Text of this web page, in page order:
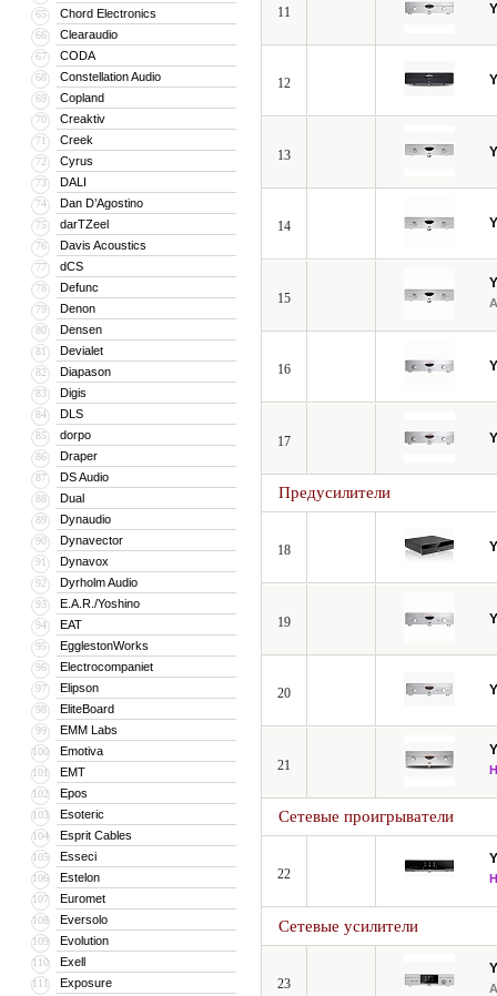
65 Chord Electronics
66 Clearaudio
67 CODA
68 Constellation Audio
69 Copland
70 Creaktiv
71 Creek
72 Cyrus
73 DALI
74 Dan D’Agostino
75 darTZeel
76 Davis Acoustics
77 dCS
78 Defunc
79 Denon
80 Densen
81 Devialet
82 Diapason
83 Digis
84 DLS
85 dorpo
86 Draper
87 DS Audio
88 Dual
89 Dynaudio
90 Dynavector
91 Dynavox
92 Dyrholm Audio
93 E.A.R./Yoshino
94 EAT
95 EgglestonWorks
96 Electrocompaniet
97 Elipson
98 EliteBoard
99 EMM Labs
100 Emotiva
101 EMT
102 Epos
103 Esoteric
104 Esprit Cables
105 Esseci
106 Estelon
107 Euromet
108 Eversolo
109 Evolution
110 Exell
111 Exposure
11
12
13
14
15
16
17
Предусилители
18
19
20
21
Сетевые проигрыватели
22
Сетевые усилители
23